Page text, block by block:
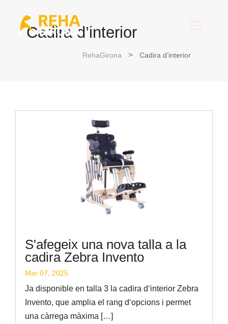
Cadira d’interior
RehaGirona Cadira d’interior
S'afegeix una nova talla a la
cadira Zebra Invento
Mar 07, 2025
Ja disponible en talla 3 la cadira dʻinterior Zebra
Invento, que amplia el rang dʻopcions i permet
una càrrega màxima […]